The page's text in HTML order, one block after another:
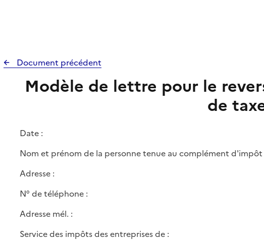
Document précédent
Modèle de lettre pour le
de
Date :
Nom et prénom de la personne tenue au complément d'impôt
Adresse :
N° de téléphone :
Adresse mél. :
Service des impôts des entreprises de :